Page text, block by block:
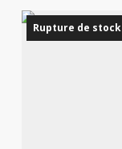
Rupture de stock